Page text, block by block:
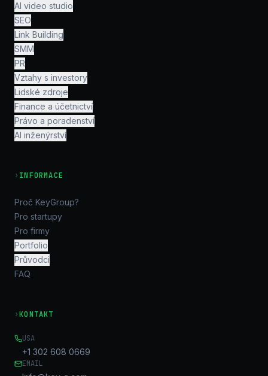
AI video studio
SEO
Link Building
SMM
PR
Vztahy s investory
Lidské zdroje
Finance a účetnictví
Právo a poradenství
AI inženýrství
› INFORMACE
Proč KeyGroup?
Pro startupy
Pro firmy
Portfolio
Průvodci
FAQ
›KONTAKT
USA
+1 302 608 0669
EMAIL